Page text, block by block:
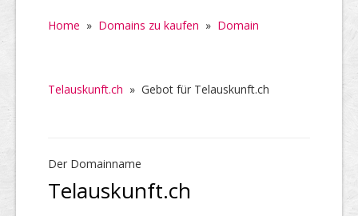
Home » Domains zu kaufen » Domain
Telauskunft.ch » Gebot für Telauskunft.ch
Der Domainname
Telauskunft.ch